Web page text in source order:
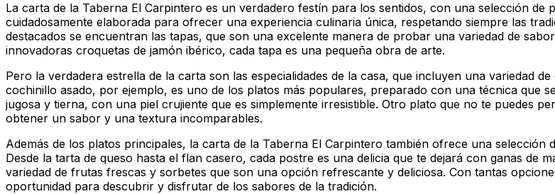
La carta de la Taberna El Carpintero es un verdadero festín para los sentidos, con una selección de
cuidadosamente elaborada para ofrecer una experiencia culinaria única, respetando siempre las
destacados se encuentran las tapas, que son una excelente manera de probar una variedad de
innovadoras croquetas de jamón ibérico, cada tapa es una pequeña obra de arte.
Pero la verdadera estrella de la carta son las especialidades de la casa, que incluyen una variedad
cochinillo asado, por ejemplo, es uno de los platos más populares, preparado con una técnica que
jugosa y tierna, con una piel crujiente que es simplemente irresistible. Otro plato que no te puedes
obtener un sabor y una textura incomparables.
Además de los platos principales, la carta de la Taberna El Carpintero también ofrece una
Desde la tarta de queso hasta el flan casero, cada postre es una delicia que te dejará con ganas de
variedad de frutas frescas y sorbetes que son una opción refrescante y deliciosa. Con tantas
oportunidad para descubrir y disfrutar de los sabores de la tradición.